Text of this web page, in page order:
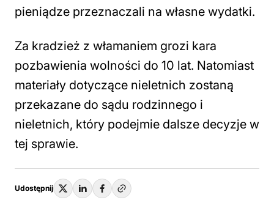
pieniądze przeznaczali na własne wydatki.
Za kradzież z włamaniem grozi kara
pozbawienia wolności do 10 lat. Natomiast
materiały dotyczące nieletnich zostaną
przekazane do sądu rodzinnego i
nieletnich, który podejmie dalsze decyzje w
tej sprawie.
Udostępnij